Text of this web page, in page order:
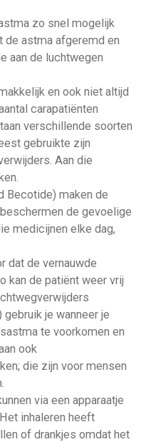
zo snel mogelijk
de astma afgeremd en
aan de luchtwegen
en ook niet altijd
carapatiënten
verschillende soorten
gebruikte zijn
Aan die
Becotide) maken de
de gevoelige
medicijnen elke dag,
dat de vernauwde
kan de patiënt weer vrij
je wanneer je
te voorkomen en
ook
die zijn voor mensen
via een apparaatje
inhaleren heeft
of drankjes omdat het